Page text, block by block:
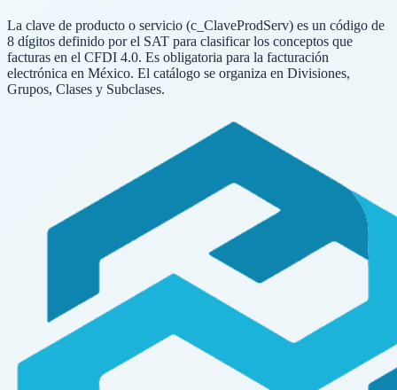
La clave de producto o servicio (c_ClaveProdServ) es un código de
8 dígitos definido por el SAT para clasificar los conceptos que
facturas en el CFDI 4.0. Es obligatoria para la facturación
electrónica en México. El catálogo se organiza en Divisiones,
Grupos, Clases y Subclases.